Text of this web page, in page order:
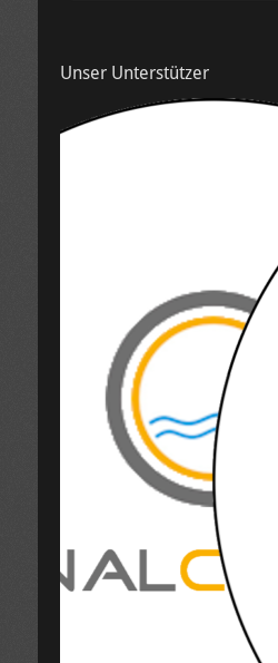
Unser Unterstützer